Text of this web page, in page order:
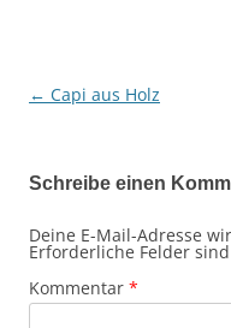
Beitragsnavigation
← Capi aus Holz
Schreibe einen
Deine E-Mail-Adresse
Erforderliche Felder
Kommentar *